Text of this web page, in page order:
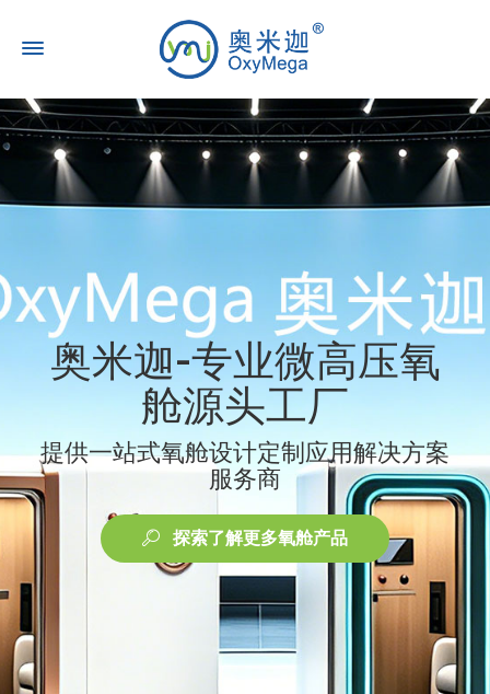
奥米迦-专业微高压氧
舱源头工厂
提供一站式氧舱设计定制应用解决方案
服务商
探索了解更多氧舱产品